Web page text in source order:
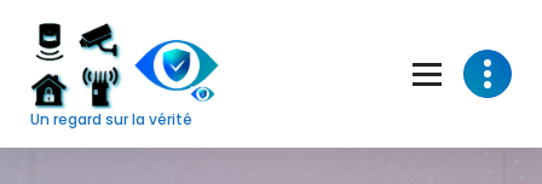
content
Un regard sur la vérité